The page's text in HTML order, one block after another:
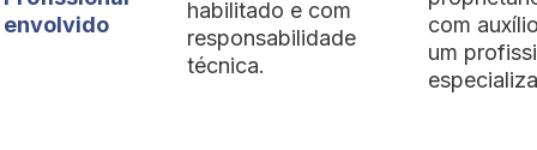
envolvido
habilitado e com
responsabilidade
técnica.
com
um